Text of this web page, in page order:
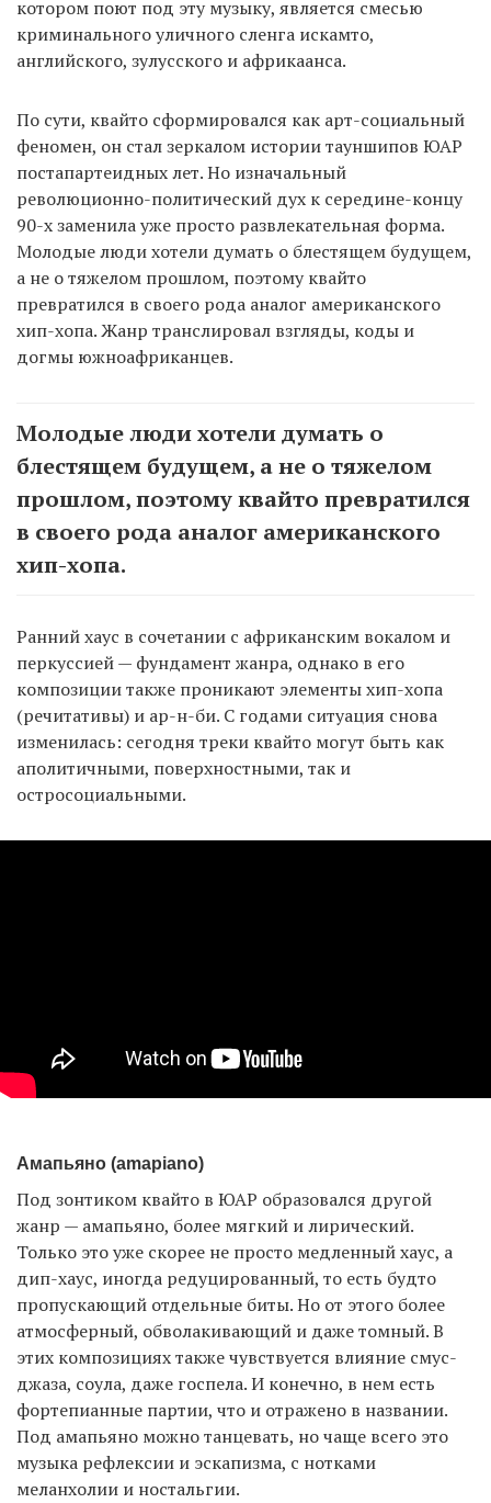
котором поют под эту музыку, является смесью
криминального уличного сленга искамто,
английского, зулусского и африкаанса.
По сути, квайто сформировался как арт-социальный
феномен, он стал зеркалом истории тауншипов ЮАР
постапартеидных лет. Но изначальный
революционно-политический дух к середине-концу
90-х заменила уже просто развлекательная форма.
Молодые люди хотели думать о блестящем будущем,
а не о тяжелом прошлом, поэтому квайто
превратился в своего рода аналог американского
хип-хопа. Жанр транслировал взгляды, коды и
догмы южноафриканцев.
Молодые люди хотели думать о
блестящем будущем, а не о тяжелом
прошлом, поэтому квайто превратился
в своего рода аналог американского
хип-хопа.
Ранний хаус в сочетании с африканским вокалом и
перкуссией — фундамент жанра, однако в его
композиции также проникают элементы хип-хопа
(речитативы) и ар-н-би. С годами ситуация снова
изменилась: сегодня треки квайто могут быть как
аполитичными, поверхностными, так и
остросоциальными.
Амапьяно (amapiano)
Под зонтиком квайто в ЮАР образовался другой
жанр — амапьяно, более мягкий и лирический.
Только это уже скорее не просто медленный хаус, а
дип-хаус, иногда редуцированный, то есть будто
пропускающий отдельные биты. Но от этого более
атмосферный, обволакивающий и даже томный. В
этих композициях также чувствуется влияние смус-
джаза, соула, даже госпела. И конечно, в нем есть
фортепианные партии, что и отражено в названии.
Под амапьяно можно танцевать, но чаще всего это
музыка рефлексии и эскапизма, с нотками
меланхолии и ностальгии.